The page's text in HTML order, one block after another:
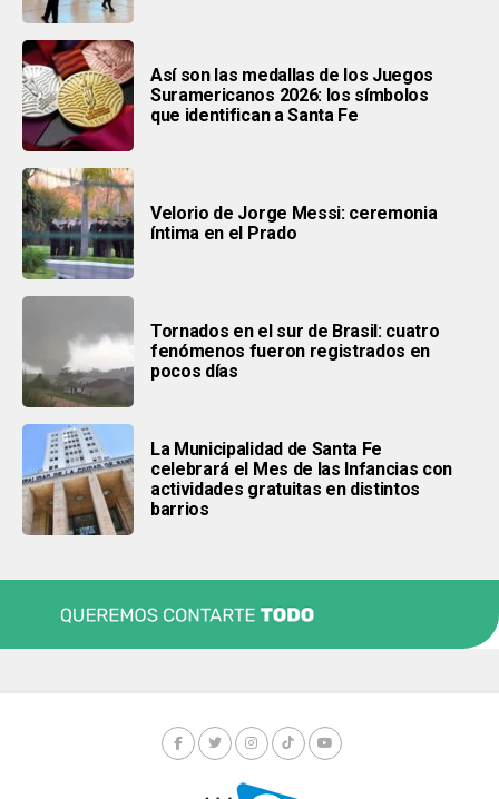
Así son las medallas de los Juegos
Suramericanos 2026: los símbolos
que identifican a Santa Fe
Velorio de Jorge Messi: ceremonia
íntima en el Prado
Tornados en el sur de Brasil: cuatro
fenómenos fueron registrados en
pocos días
La Municipalidad de Santa Fe
celebrará el Mes de las Infancias con
actividades gratuitas en distintos
barrios